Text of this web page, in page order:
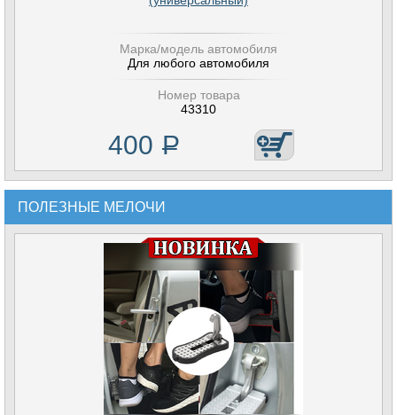
Марка/модель автомобиля
Для любого автомобиля
Номер товара
43310
400 Р
ПОЛЕЗНЫЕ МЕЛОЧИ